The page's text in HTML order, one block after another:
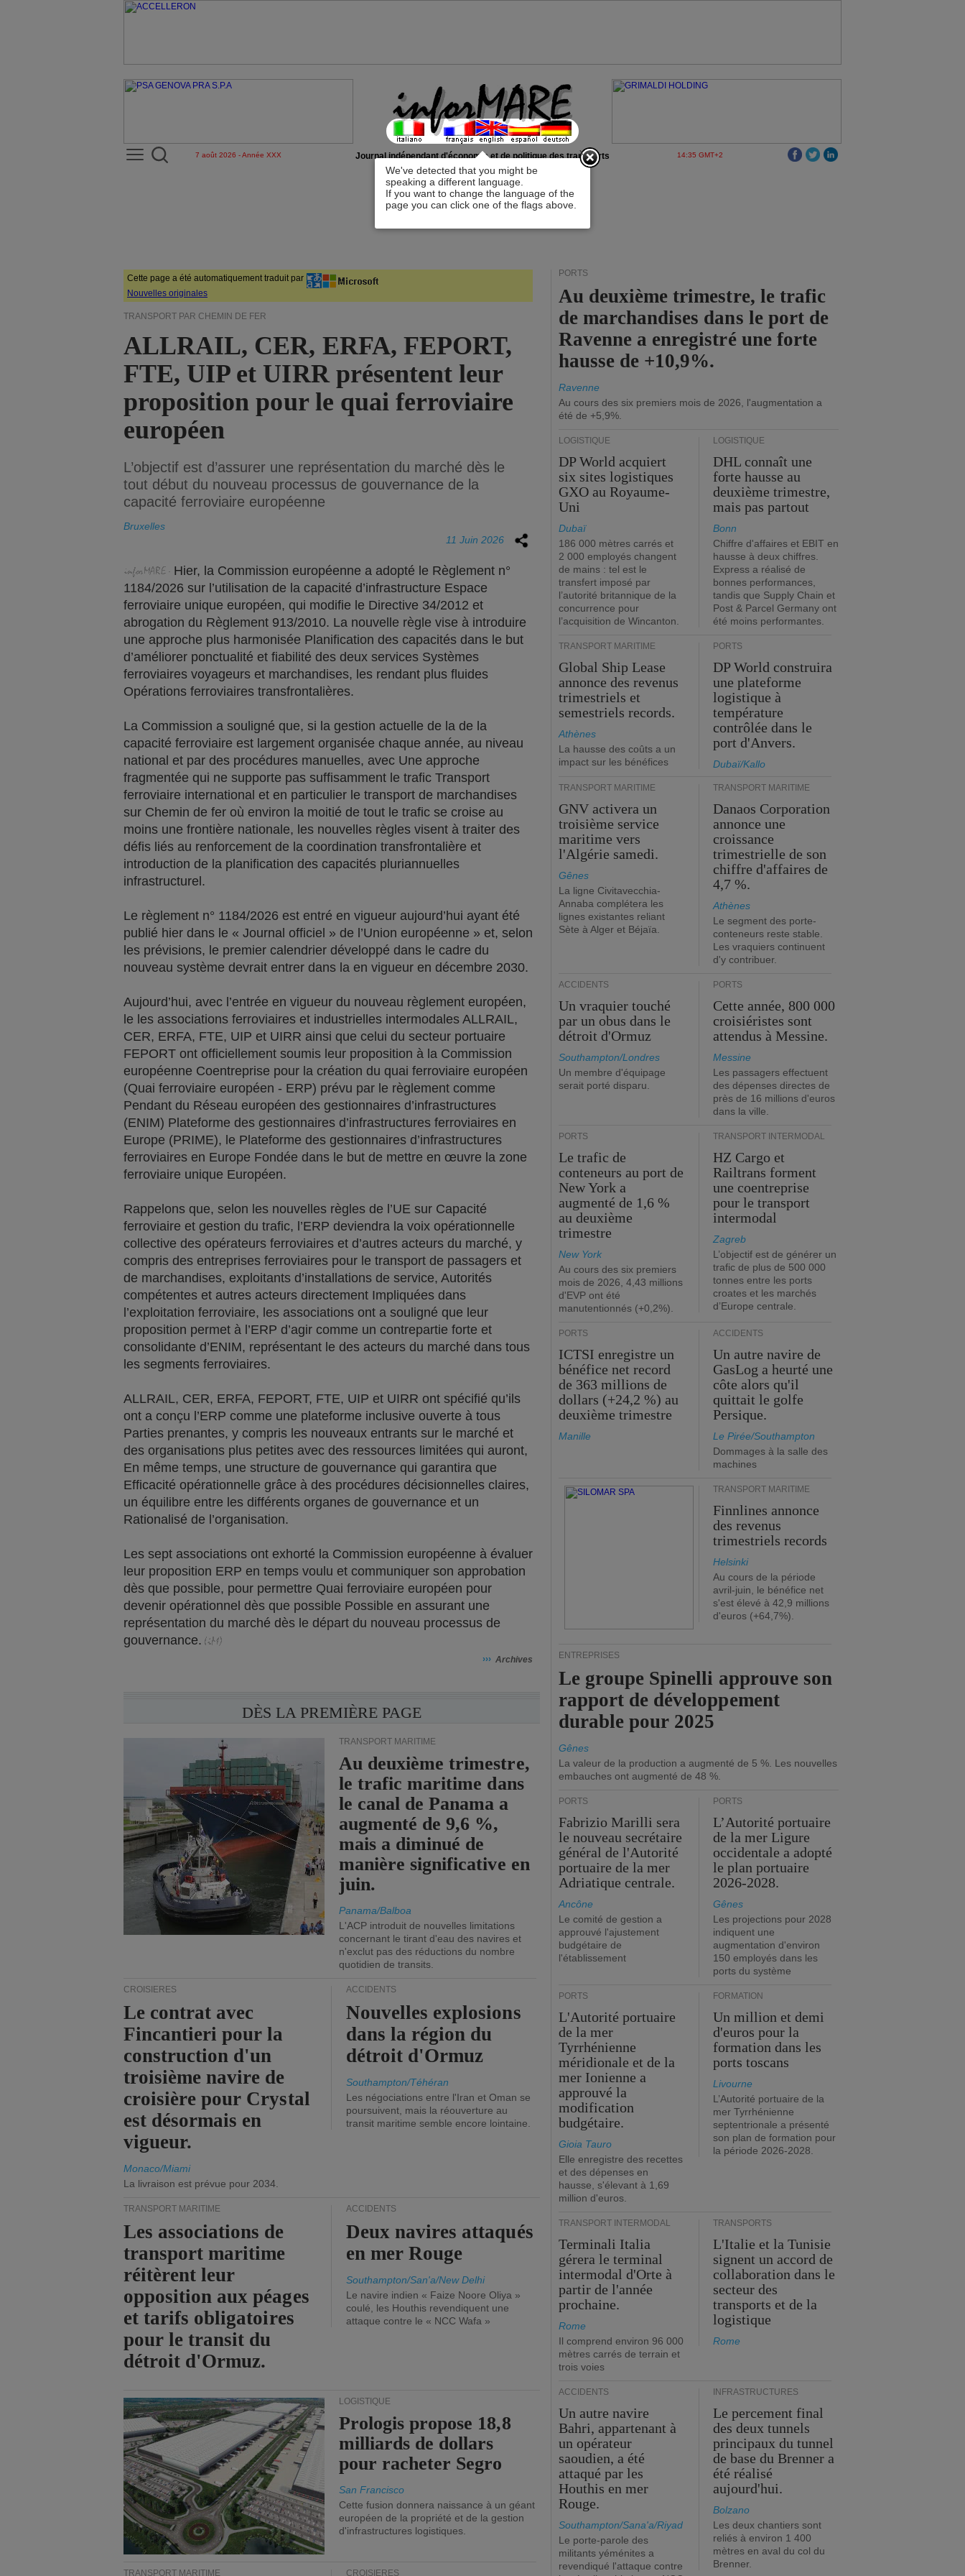
We've detected that you might be
speaking a different language.
If you want to change the language of the
page you can click one of the flags above.
x
7 août 2026 - Année XXX Journal indépendant d'économie et de politique des transports 14:35 GMT+2
Cette page a été automatiquement traduit par
Nouvelles originales
TRANSPORT PAR CHEMIN DE FER
ALLRAIL, CER, ERFA, FEPORT,
FTE, UIP et UIRR présentent leur
proposition pour le quai ferroviaire
européen
L’objectif est d’assurer une représentation du marché dès le
tout début du nouveau processus de gouvernance de la
capacité ferroviaire européenne
Bruxelles
11 Juin 2026
Hier, la Commission européenne a adopté le Règlement n°
1184/2026 sur l’utilisation de la capacité d’infrastructure Espace
ferroviaire unique européen, qui modifie le Directive 34/2012 et
abrogation du Règlement 913/2010. La nouvelle règle vise à introduire
une approche plus harmonisée Planification des capacités dans le but
d’améliorer ponctualité et fiabilité des deux services Systèmes
ferroviaires voyageurs et marchandises, les rendant plus fluides
Opérations ferroviaires transfrontalières.
La Commission a souligné que, si la gestion actuelle de la de la
capacité ferroviaire est largement organisée chaque année, au niveau
national et par des procédures manuelles, avec Une approche
fragmentée qui ne supporte pas suffisamment le trafic Transport
ferroviaire international et en particulier le transport de marchandises
sur Chemin de fer où environ la moitié de tout le trafic se croise au
moins une frontière nationale, les nouvelles règles visent à traiter des
défis liés au renforcement de la coordination transfrontalière et
introduction de la planification des capacités pluriannuelles
infrastructurel.
Le règlement n° 1184/2026 est entré en vigueur aujourd’hui ayant été
publié hier dans le « Journal officiel » de l’Union européenne » et, selon
les prévisions, le premier calendrier développé dans le cadre du
nouveau système devrait entrer dans la en vigueur en décembre 2030.
Aujourd’hui, avec l’entrée en vigueur du nouveau règlement européen,
le les associations ferroviaires et industrielles intermodales ALLRAIL,
CER, ERFA, FTE, UIP et UIRR ainsi que celui du secteur portuaire
FEPORT ont officiellement soumis leur proposition à la Commission
européenne Coentreprise pour la création du quai ferroviaire européen
(Quai ferroviaire européen - ERP) prévu par le règlement comme
Pendant du Réseau européen des gestionnaires d’infrastructures
(ENIM) Plateforme des gestionnaires d’infrastructures ferroviaires en
Europe (PRIME), le Plateforme des gestionnaires d’infrastructures
ferroviaires en Europe Fondée dans le but de mettre en œuvre la zone
ferroviaire unique Européen.
Rappelons que, selon les nouvelles règles de l’UE sur Capacité
ferroviaire et gestion du trafic, l’ERP deviendra la voix opérationnelle
collective des opérateurs ferroviaires et d’autres acteurs du marché, y
compris des entreprises ferroviaires pour le transport de passagers et
de marchandises, exploitants d’installations de service, Autorités
compétentes et autres acteurs directement Impliquées dans
l’exploitation ferroviaire, les associations ont a souligné que leur
proposition permet à l’ERP d’agir comme un contrepartie forte et
consolidante d’ENIM, représentant le des acteurs du marché dans tous
les segments ferroviaires.
ALLRAIL, CER, ERFA, FEPORT, FTE, UIP et UIRR ont spécifié qu’ils
ont a conçu l’ERP comme une plateforme inclusive ouverte à tous
Parties prenantes, y compris les nouveaux entrants sur le marché et
des organisations plus petites avec des ressources limitées qui auront,
En même temps, une structure de gouvernance qui garantira que
Efficacité opérationnelle grâce à des procédures décisionnelles claires,
un équilibre entre les différents organes de gouvernance et un
Rationalisé de l’organisation.
Les sept associations ont exhorté la Commission européenne à évaluer
leur proposition ERP en temps voulu et communiquer son approbation
dès que possible, pour permettre Quai ferroviaire européen pour
devenir opérationnel dès que possible Possible en assurant une
représentation du marché dès le départ du nouveau processus de
gouvernance.
››› Archives
DÈS LA PREMIÈRE PAGE
TRANSPORT MARITIME
Au deuxième trimestre,
le trafic maritime dans
le canal de Panama a
augmenté de 9,6 %,
mais a diminué de
manière significative en
juin.
Panama/Balboa
L'ACP introduit de nouvelles limitations
concernant le tirant d'eau des navires et
n'exclut pas des réductions du nombre
quotidien de transits.
CROISIÈRES
Le contrat avec
Fincantieri pour la
construction d'un
troisième navire de
croisière pour Crystal
est désormais en
vigueur.
Monaco/Miami
La livraison est prévue pour 2034.
ACCIDENTS
Nouvelles explosions
dans la région du
détroit d'Ormuz
Southampton/Téhéran
Les négociations entre l'Iran et Oman se
poursuivent, mais la réouverture au
transit maritime semble encore lointaine.
TRANSPORT MARITIME
Les associations de
transport maritime
réitèrent leur
opposition aux péages
et tarifs obligatoires
pour le transit du
détroit d'Ormuz.
ACCIDENTS
Deux navires attaqués
en mer Rouge
Southampton/San'a/New Delhi
Le navire indien « Faize Noore Oliya »
coulé, les Houthis revendiquent une
attaque contre le « NCC Wafa »
LOGISTIQUE
Prologis propose 18,8
milliards de dollars
pour racheter Segro
San Francisco
Cette fusion donnera naissance à un géant
européen de la propriété et de la gestion
d'infrastructures logistiques.
TRANSPORT MARITIME CROISIÈRES
PORTS
Au deuxième trimestre, le trafic
de marchandises dans le port de
Ravenne a enregistré une forte
hausse de +10,9%.
Ravenne
Au cours des six premiers mois de 2026, l'augmentation a
été de +5,9%.
LOGISTIQUE
DP World acquiert
six sites logistiques
GXO au Royaume-
Uni
Dubaï
186 000 mètres carrés et
2 000 employés changent
de mains : tel est le
transfert imposé par
l’autorité britannique de la
concurrence pour
l’acquisition de Wincanton.
LOGISTIQUE
DHL connaît une
forte hausse au
deuxième trimestre,
mais pas partout
Bonn
Chiffre d'affaires et EBIT en
hausse à deux chiffres.
Express a réalisé de
bonnes performances,
tandis que Supply Chain et
Post & Parcel Germany ont
été moins performantes.
TRANSPORT MARITIME
Global Ship Lease
annonce des revenus
trimestriels et
semestriels records.
Athènes
La hausse des coûts a un
impact sur les bénéfices
PORTS
DP World construira
une plateforme
logistique à
température
contrôlée dans le
port d'Anvers.
Dubaï/Kallo
TRANSPORT MARITIME
GNV activera un
troisième service
maritime vers
l'Algérie samedi.
Gênes
La ligne Civitavecchia-
Annaba complétera les
lignes existantes reliant
Sète à Alger et Béjaïa.
TRANSPORT MARITIME
Danaos Corporation
annonce une
croissance
trimestrielle de son
chiffre d'affaires de
4,7 %.
Athènes
Le segment des porte-
conteneurs reste stable.
Les vraquiers continuent
d'y contribuer.
ACCIDENTS
Un vraquier touché
par un obus dans le
détroit d'Ormuz
Southampton/Londres
Un membre d'équipage
serait porté disparu.
PORTS
Cette année, 800 000
croisiéristes sont
attendus à Messine.
Messine
Les passagers effectuent
des dépenses directes de
près de 16 millions d'euros
dans la ville.
PORTS
Le trafic de
conteneurs au port de
New York a
augmenté de 1,6 %
au deuxième
trimestre
New York
Au cours des six premiers
mois de 2026, 4,43 millions
d'EVP ont été
manutentionnés (+0,2%).
TRANSPORT INTERMODAL
HZ Cargo et
Railtrans forment
une coentreprise
pour le transport
intermodal
Zagreb
L’objectif est de générer un
trafic de plus de 500 000
tonnes entre les ports
croates et les marchés
d’Europe centrale.
PORTS
ICTSI enregistre un
bénéfice net record
de 363 millions de
dollars (+24,2 %) au
deuxième trimestre
Manille
ACCIDENTS
Un autre navire de
GasLog a heurté une
côte alors qu'il
quittait le golfe
Persique.
Le Pirée/Southampton
Dommages à la salle des
machines
TRANSPORT MARITIME
Finnlines annonce
des revenus
trimestriels records
Helsinki
Au cours de la période
avril-juin, le bénéfice net
s'est élevé à 42,9 millions
d'euros (+64,7%).
ENTREPRISES
Le groupe Spinelli approuve son
rapport de développement
durable pour 2025
Gênes
La valeur de la production a augmenté de 5 %. Les nouvelles
embauches ont augmenté de 48 %.
PORTS
Fabrizio Marilli sera
le nouveau secrétaire
général de l'Autorité
portuaire de la mer
Adriatique centrale.
Ancône
Le comité de gestion a
approuvé l'ajustement
budgétaire de
l'établissement
PORTS
L’Autorité portuaire
de la mer Ligure
occidentale a adopté
le plan portuaire
2026-2028.
Gênes
Les projections pour 2028
indiquent une
augmentation d'environ
150 employés dans les
ports du système
PORTS
L'Autorité portuaire
de la mer
Tyrrhénienne
méridionale et de la
mer Ionienne a
approuvé la
modification
budgétaire.
Gioia Tauro
Elle enregistre des recettes
et des dépenses en
hausse, s'élevant à 1,69
million d'euros.
FORMATION
Un million et demi
d'euros pour la
formation dans les
ports toscans
Livourne
L’Autorité portuaire de la
mer Tyrrhénienne
septentrionale a présenté
son plan de formation pour
la période 2026-2028.
TRANSPORT INTERMODAL
Terminali Italia
gérera le terminal
intermodal d'Orte à
partir de l'année
prochaine.
Rome
Il comprend environ 96 000
mètres carrés de terrain et
trois voies
TRANSPORTS
L'Italie et la Tunisie
signent un accord de
collaboration dans le
secteur des
transports et de la
logistique
Rome
ACCIDENTS
Un autre navire
Bahri, appartenant à
un opérateur
saoudien, a été
attaqué par les
Houthis en mer
Rouge.
Southampton/Sana'a/Riyad
Le porte-parole des
militants yéménites a
revendiqué l'attaque contre
INFRASTRUCTURES
Le percement final
des deux tunnels
principaux du tunnel
de base du Brenner a
été réalisé
aujourd'hui.
Bolzano
Les deux chantiers sont
reliés à environ 1 400
mètres en aval du col du
Brenner.